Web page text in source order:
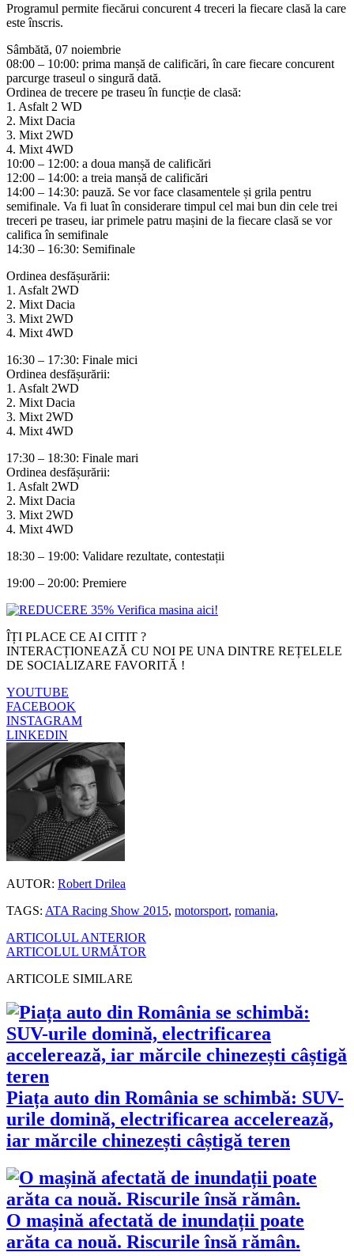
Programul permite fiecărui concurent 4 treceri la fiecare clasă la care
este înscris.
Sâmbătă, 07 noiembrie
08:00 – 10:00: prima manșă de calificări, în care fiecare concurent
parcurge traseul o singură dată.
Ordinea de trecere pe traseu în funcție de clasă:
1. Asfalt 2 WD
2. Mixt Dacia
3. Mixt 2WD
4. Mixt 4WD
10:00 – 12:00: a doua manșă de calificări
12:00 – 14:00: a treia manșă de calificări
14:00 – 14:30: pauză. Se vor face clasamentele și grila pentru
semifinale. Va fi luat în considerare timpul cel mai bun din cele trei
treceri pe traseu, iar primele patru mașini de la fiecare clasă se vor
califica în semifinale
14:30 – 16:30: Semifinale
Ordinea desfășurării:
1. Asfalt 2WD
2. Mixt Dacia
3. Mixt 2WD
4. Mixt 4WD
16:30 – 17:30: Finale mici
Ordinea desfășurării:
1. Asfalt 2WD
2. Mixt Dacia
3. Mixt 2WD
4. Mixt 4WD
17:30 – 18:30: Finale mari
Ordinea desfășurării:
1. Asfalt 2WD
2. Mixt Dacia
3. Mixt 2WD
4. Mixt 4WD
18:30 – 19:00: Validare rezultate, contestații
19:00 – 20:00: Premiere
ÎȚI PLACE CE AI CITIT ?
INTERACȚIONEAZĂ CU NOI PE UNA DINTRE REȚELELE
DE SOCIALIZARE FAVORITĂ !
YOUTUBE
FACEBOOK
INSTAGRAM
LINKEDIN
AUTOR: Robert Drilea
TAGS: ATA Racing Show 2015, motorsport, romania,
ARTICOLUL ANTERIOR
ARTICOLUL URMĂTOR
ARTICOLE SIMILARE
Piața auto din România se schimbă: SUV-
urile domină, electrificarea accelerează,
iar mărcile chinezești câștigă teren
O mașină afectată de inundații poate
arăta ca nouă. Riscurile însă rămân.